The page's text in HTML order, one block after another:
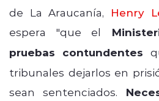
de La Araucanía,
Henry
espera "que el
pruebas contundentes
tribunales dejarlos en
sean sentenciados.